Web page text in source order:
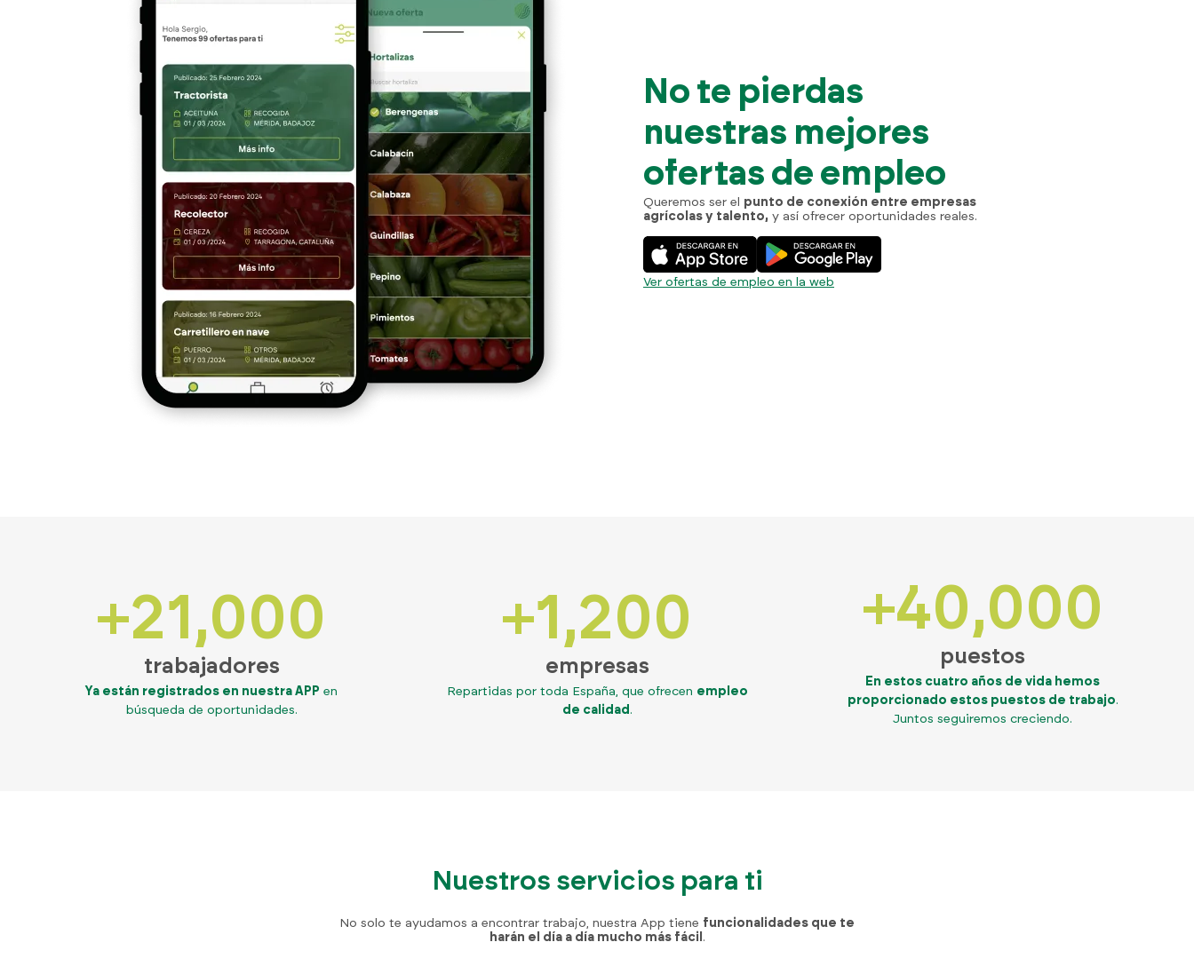
No te pierdas
nuestras mejores
ofertas de empleo
Queremos ser el punto de conexión entre empresas
agrícolas y talento, y así ofrecer oportunidades reales.
Ver ofertas de empleo en la web
+21,000
trabajadores
Ya están registrados en nuestra APP en
búsqueda de oportunidades.
+1,200
empresas
Repartidas por toda España, que ofrecen empleo
de calidad .
+40,000
puestos
En estos cuatro años de vida hemos
proporcionado estos puestos de trabajo.
Juntos seguiremos creciendo.
Nuestros servicios para ti
No solo te ayudamos a encontrar trabajo, nuestra App tiene funcionalidades que te
harán el día a día mucho más fácil .